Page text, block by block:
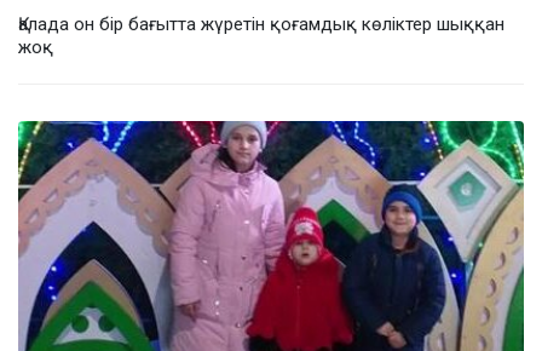
Қалада он бір бағытта жүретін қоғамдық көліктер шыққан
жоқ